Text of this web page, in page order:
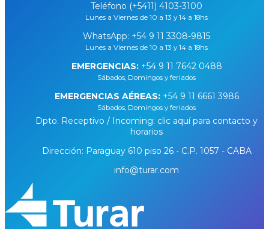
Teléfono (+5411) 4103-3100
Lunes a Viernes de 10 a 13 y 14 a 18hs
WhatsApp: +54 9 11 3308-9815
Lunes a Viernes de 10 a 13 y 14 a 18hs
EMERGENCIAS: +54 9 11 7642 0488
Sábados, Domingos y feriados
EMERGENCIAS AÉREAS: +54 9 11 6661 3986
Sábados, Domingos y feriados
Dpto. Receptivo / Incoming: clic aquí para contacto y
horarios
Dirección: Paraguay 610 piso 26 - C.P. 1057 - CABA
info@turar.com